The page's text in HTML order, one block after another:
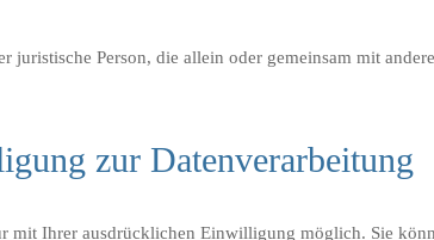
juristische Person, die allein oder gemeinsam mit
zur Datenverarbeitung
mit Ihrer ausdrücklichen Einwilligung möglich. Sie